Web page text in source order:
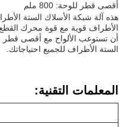
أقصى قطر للوحة: 800 ملم
هذه آلة شبكة الأسلاك الستة
الستة الأطراف للجميع احتياجاتك.
المعلمات التقنية: